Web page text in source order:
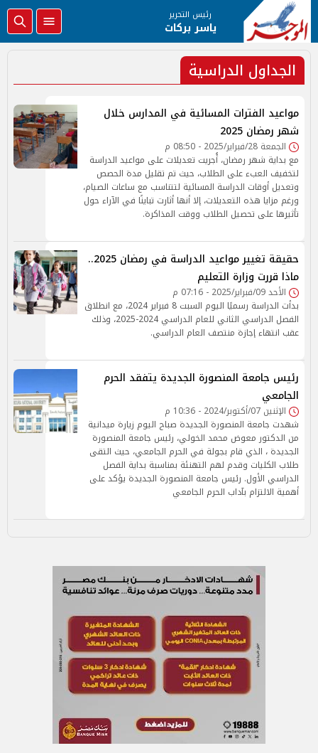
رئيس التحرير
ياسر بركات
الجداول الدراسية
مواعيد الفترات المسائية في المدارس خلال
شهر رمضان 2025
الجمعة 28/فبراير/2025 - 08:50 م
مع بداية شهر رمضان، أُجريت تعديلات على مواعيد الدراسة
لتخفيف العبء على الطلاب، حيث تم تقليل مدة الحصص
وتعديل أوقات الدراسة المسائية لتتناسب مع ساعات الصيام،
ورغم مزايا هذه التعديلات، إلا أنها أثارت تباينًا في الآراء حول
تأثيرها على تحصيل الطلاب ووقت المذاكرة.
حقيقة تغيير مواعيد الدراسة في رمضان 2025..
ماذا قررت وزارة التعليم
الأحد 09/فبراير/2025 - 07:16 م
بدأت الدراسة رسميًا اليوم السبت 8 فبراير 2024، مع انطلاق
الفصل الدراسي الثاني للعام الدراسي 2024-2025، وذلك
عقب انتهاء إجازة منتصف العام الدراسي.
رئيس جامعة المنصورة الجديدة يتفقد الحرم
الجامعي
الإثنين 07/أكتوبر/2024 - 10:36 م
شهدت جامعة المنصورة الجديدة صباح اليوم زيارة ميدانية
من الدكتور معوض محمد الخولي، رئيس جامعة المنصورة
الجديدة ، الذي قام بجولة في الحرم الجامعي، حيث التقى
طلاب الكليات وقدم لهم التهنئة بمناسبة بداية الفصل
الدراسي الأول. رئيس جامعة المنصورة الجديدة يؤكد على
أهمية الالتزام بآداب الحرم الجامعي